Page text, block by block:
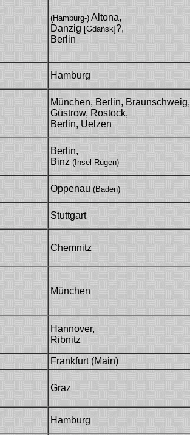
(Hamburg-) Altona,
Danzig [Gdańsk]?,
Berlin
Hamburg
München, Berlin, Braunschweig,
Güstrow, Rostock,
Berlin, Uelzen
Berlin,
Binz (Insel Rügen)
Oppenau(Baden)
Stuttgart
Chemnitz
München
Hannover,
Ribnitz
Frankfurt (Main)
Graz
Hamburg